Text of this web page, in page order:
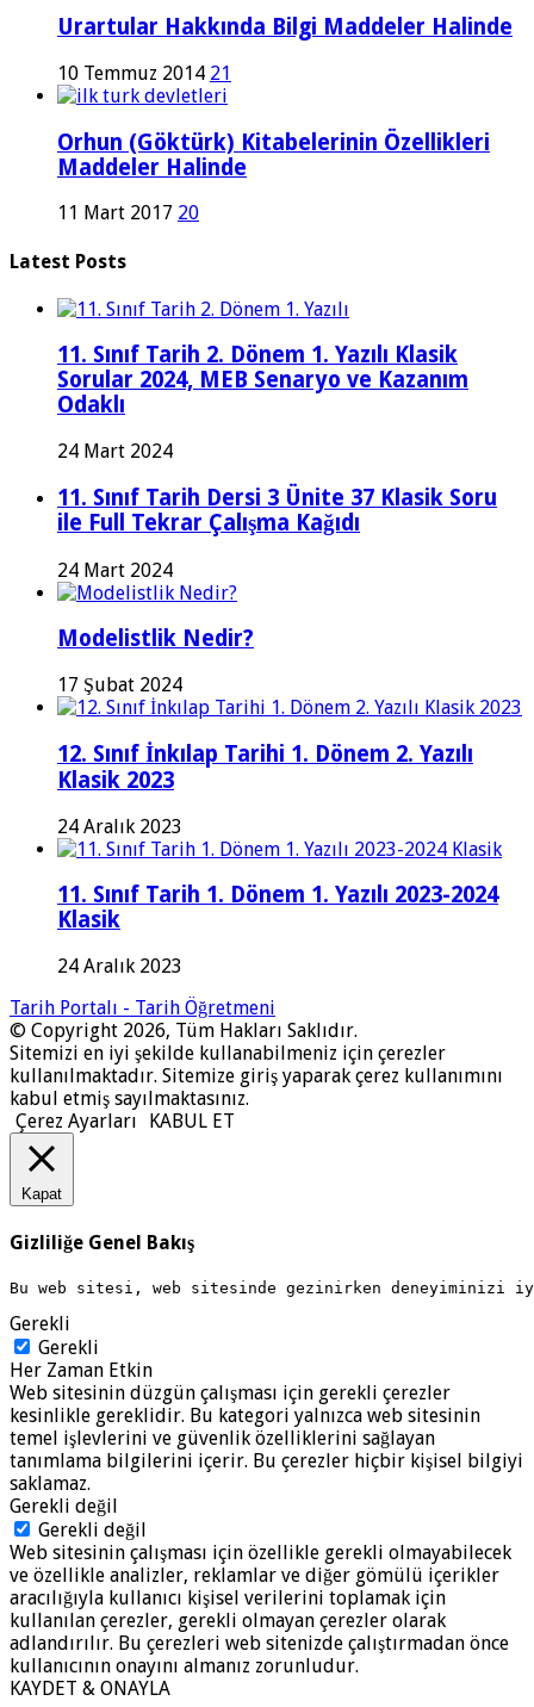
Urartular Hakkında Bilgi Maddeler Halinde
10 Temmuz 2014 21
Orhun (Göktürk) Kitabelerinin Özellikleri
Maddeler Halinde
11 Mart 2017 20
Latest Posts
11. Sınıf Tarih 2. Dönem 1. Yazılı Klasik
Sorular 2024, MEB Senaryo ve Kazanım
Odaklı
24 Mart 2024
11. Sınıf Tarih Dersi 3 Ünite 37 Klasik Soru
ile Full Tekrar Çalışma Kağıdı
24 Mart 2024
Modelistlik Nedir?
17 Şubat 2024
12. Sınıf İnkılap Tarihi 1. Dönem 2. Yazılı
Klasik 2023
24 Aralık 2023
11. Sınıf Tarih 1. Dönem 1. Yazılı 2023-2024
Klasik
24 Aralık 2023
Tarih Portalı - Tarih Öğretmeni
© Copyright 2026, Tüm Hakları Saklıdır.
Sitemizi en iyi şekilde kullanabilmeniz için çerezler
kullanılmaktadır. Sitemize giriş yaparak çerez kullanımını
kabul etmiş sayılmaktasınız.
Çerez Ayarları
KABUL ET
Kapat
Gizliliğe Genel Bakış
Bu web sitesi, web sitesinde gezinirken deneyiminizi
Gerekli
Gerekli
Her Zaman Etkin
Web sitesinin düzgün çalışması için gerekli çerezler
kesinlikle gereklidir. Bu kategori yalnızca web sitesinin
temel işlevlerini ve güvenlik özelliklerini sağlayan
tanımlama bilgilerini içerir. Bu çerezler hiçbir kişisel bilgiyi
saklamaz.
Gerekli değil
Gerekli değil
Web sitesinin çalışması için özellikle gerekli olmayabilecek
ve özellikle analizler, reklamlar ve diğer gömülü içerikler
aracılığıyla kullanıcı kişisel verilerini toplamak için
kullanılan çerezler, gerekli olmayan çerezler olarak
adlandırılır. Bu çerezleri web sitenizde çalıştırmadan önce
kullanıcının onayını almanız zorunludur.
KAYDET & ONAYLA